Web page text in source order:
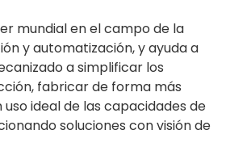
mundial en el campo de la
y automatización, y ayuda a
a simplificar los
fabricar de forma más
ideal de las capacidades de
soluciones con visión de